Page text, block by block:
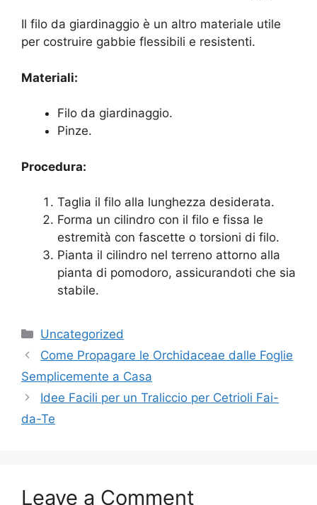
Il filo da giardinaggio è un altro materiale utile
per costruire gabbie flessibili e resistenti.
Materiali:
Filo da giardinaggio.
Pinze.
Procedura:
Taglia il filo alla lunghezza desiderata.
Forma un cilindro con il filo e fissa le
estremità con fascette o torsioni di filo.
Pianta il cilindro nel terreno attorno alla
pianta di pomodoro, assicurandoti che sia
stabile.
Categories
Uncategorized
Come Propagare le Orchidaceae dalle Foglie
Semplicemente a Casa
Idee Facili per un Traliccio per Cetrioli Fai-
da-Te
Leave a Comment